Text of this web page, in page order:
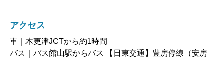
アクセス
車｜木更津JCTから約1時間
バス｜バス館山駅からバス 【日東交通】豊房停線（安房